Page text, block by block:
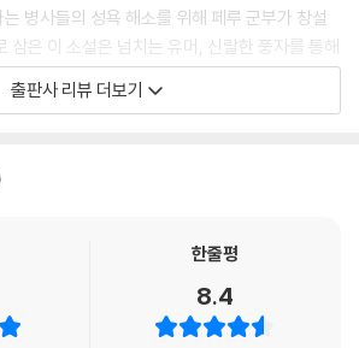
병사들의 성욕 해소를 위해 페루 군부가 창설
삼은 이 소설은 넘치는 유머, 신랄한 풍자를 통해
우스꽝스럽게 그려내며, 페루 군부와 사회의
조롱한다. 또한 다채롭고 독특한 구성으로 짜임새
대표하는 작가이자 지식인이며, 매년 유력한 노
학에 ‘유머’ 요소를 사용한 작품이다. 이 작품이
과 문학 비평가들은 그가 갑작스럽게 글쓰기 방
출판사 리뷰 더보기
한줄평
8.4